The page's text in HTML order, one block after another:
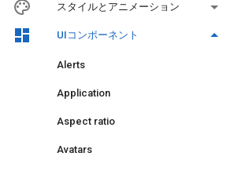
スタイルとアニメーション
UIコンポーネント
Alerts
Application
Aspect ratio
Avatars